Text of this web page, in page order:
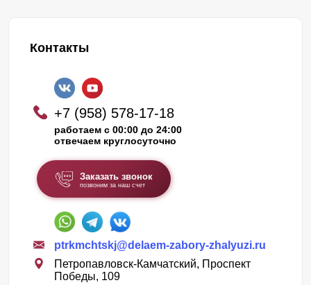
Контакты
+7 (958) 578-17-18
работаем с 00:00 до 24:00
отвечаем круглосуточно
Заказать звонок
позвоним за наш счет
ptrkmchtskj@delaem-zabory-zhalyuzi.ru
Петропавловск-Камчатский, Проспект
Победы, 109